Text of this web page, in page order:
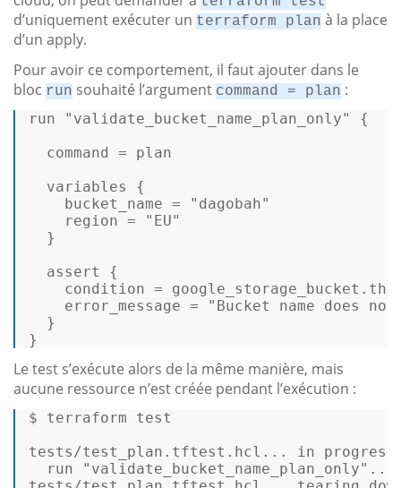
d’uniquement exécuter un terraform plan à la place
d’un apply.
Pour avoir ce comportement, il faut ajouter dans le
bloc run souhaité l’argument command = plan :
run "validate_bucket_name_plan_only"
{
command = plan
variables {
bucket_name =
"dagobah"
region =
"EU"
}
assert
{
condition = google_storage_bucket.
error_message =
"Bucket name does
}
}
Le test s’exécute alors de la même manière, mais
aucune ressource n’est créée pendant l’exécution :
$ terraform test
tests/test_plan.tftest.hcl... in
run
"validate_bucket_name_plan_only" ...